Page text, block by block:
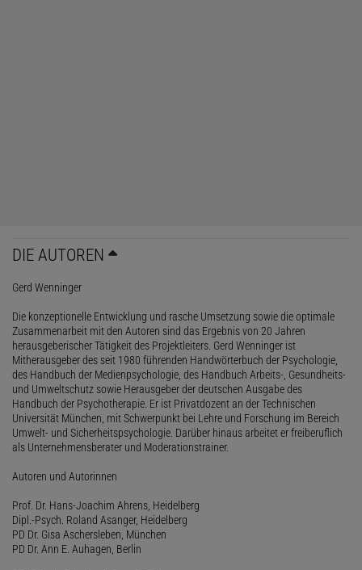
DIE AUTOREN
Gerd Wenninger
Die konzeptionelle Entwicklung und rasche Umsetzung sowie die optimale
Zusammenarbeit mit den Autoren sind das Ergebnis von 20 Jahren
herausgeberischer Tätigkeit des Projektleiters. Gerd Wenninger ist
Mitherausgeber des seit 1980 führenden Handwörterbuch der Psychologie,
des Handbuch der Medienpsychologie, des Handbuch Arbeits-, Gesundheits-
und Umweltschutz sowie Herausgeber der deutschen Ausgabe des
Handbuch der Psychotherapie. Er ist Privatdozent an der Technischen
Universität München, mit Schwerpunkt bei Lehre und Forschung im Bereich
Umwelt- und Sicherheitspsychologie. Darüber hinaus arbeitet er freiberuflich
als Unternehmensberater und Moderationstrainer.
Autoren und Autorinnen
Prof. Dr. Hans-Joachim Ahrens, Heidelberg
Dipl.-Psych. Roland Asanger, Heidelberg
PD Dr. Gisa Aschersleben, München
PD Dr. Ann E. Auhagen, Berlin